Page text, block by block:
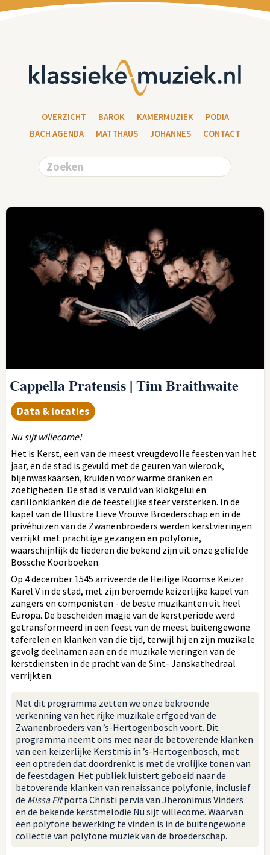
OVERZICHT BAROK KAMERMUZIEK
PODIA
BACH AGENDA
MATTHAUS JOHANNES CONTACT
Cappella Pratensis | Tim Braithwaite
Data & locaties
Nu sijt willecome!
Het is Kerst, een van de meest vreugdevolle feesten van het
jaar, en de stad is gevuld met de geuren van wierook,
bijenwaskaarsen, kruiden voor warme dranken en
zoetigheden. De stad is vervuld van klokgelui en
carillonklanken die de feestelijke sfeer versterken. In de
kapel van de Illustre Lieve Vrouwe Broederschap en in de
privéhuizen van de Zwanenbroeders werden kerstvieringen
verrijkt met prachtige gezangen en polyfonie,
waarschijnlijk de liederen die bekend zijn uit onze geliefde
Bossche Koorboeken.
Op 4 december 1545 arriveerde de Heilige Roomse Keizer
Karel V in de stad, met zijn beroemde keizerlijke kapel van
zangers en componisten - de beste muzikanten uit heel
Europa. De bescheiden magie van de kerstperiode werd
getransformeerd in een feest van de meest buitengewone
taferelen en klanken van die tijd, terwijl hij en zijn muzikale
gevolg deelnamen aan en de muzikale vieringen van de
kerstdiensten in de pracht van de Sint- Janskathedraal
verrijkten.
Met dit programma zetten we onze bekroonde
verkenning van het rijke muzikale erfgoed van de
Zwanenbroeders van ’s-Hertogenbosch voort. Dit
programma neemt ons mee naar de betoverende klanken
van een keizerlijke Kerstmis in ’s-Hertogenbosch, met
een optreden dat doordrenkt is met de vrolijke tonen van
de feestdagen. Het publiek luistert geboeid naar de
betoverende klanken van renaissance polyfonie, inclusief
de Missa Fitporta Christi pervia van Jheronimus Vinders
en de bekende kerstmelodie Nu sijt willecome. Waarvan
een polyfone bewerking te vinden is in de buitengewone
collectie van polyfone muziek van de broederschap.